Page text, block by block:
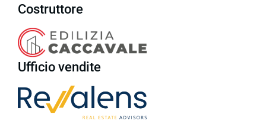
Costruttore
Ufficio vendite